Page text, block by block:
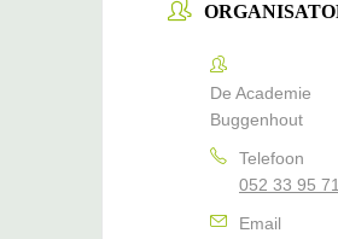
De Academie
Buggenhout
Telefoon
052 33 95 71
Email